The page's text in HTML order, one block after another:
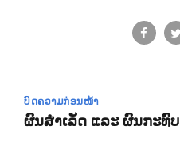
ບົດຄວາມກ່ອນໜ້າ
ຜົນສຳເລັດ ແລະ ຜົນກະທົບ